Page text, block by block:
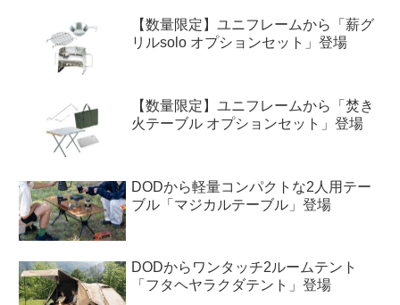
【数量限定】ユニフレームから「薪グ
リルsolo オプションセット」登場
【数量限定】ユニフレームから「焚き
火テーブル オプションセット」登場
DODから軽量コンパクトな2人用テー
ブル「マジカルテーブル」登場
DODからワンタッチ2ルームテント
「フタヘヤラクダテント」登場